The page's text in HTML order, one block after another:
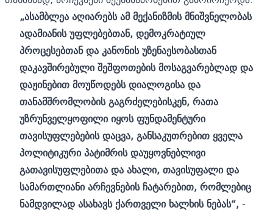
„ასამბლეა აღიარებს ამ მექანიზმის მნიშვნელობას
ადამიანის უფლებებთან, დემოკრატიულ
პროცესებთან და კანონის უზენაესობასთან
დაკავშირებული შეშფოთების მოსაგვარებლად და
დაჟინებით მოუწოდებს დიალოგისა და
თანამშრომლობის გაგრძელებისკენ, რათა
უზრუნველყოფილი იყოს ფუნდამენტური
თავისუფლებების დაცვა, განსაკუთრებით ყველა
პოლიტიკური პატიმრის დაუყოვნებლივი
გათავისუფლებითა და ახალი, თავისუფალი და
სამართლიანი არჩევნების ჩატარებით, რომლებიც
ნამდვილად ასახავს ქართველი ხალხის ნებას“,-